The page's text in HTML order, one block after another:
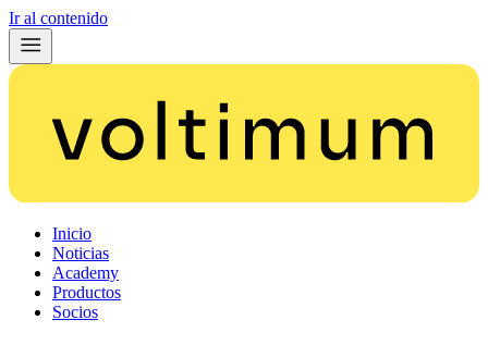
Ir al contenido
Inicio
Noticias
Academy
Productos
Socios